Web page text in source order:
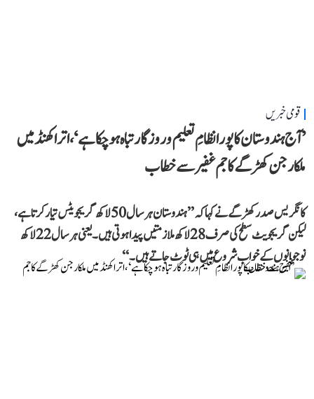
قومی خبریں
’آج ہندوستان کا پورا نظامِ تعلیم و روزگار تباہ ہو چکا ہے‘، اتراکھنڈ میں
ملکارجن کھڑگے کا جم غفیر سے خطاب
کانگریس صدر کھڑگے نے کہا کہ ’’ہندوستان ہر سال 50 لاکھ گریجویٹس تیار کرتا ہے،
لیکن گریجویٹ سطح کی صرف 28 لاکھ ملازمتیں پیدا ہوتی ہیں۔ یعنی ہر سال 22 لاکھ
نوجوانوں کے خواب شروع میں ہی ٹوٹ جاتے ہیں۔‘‘